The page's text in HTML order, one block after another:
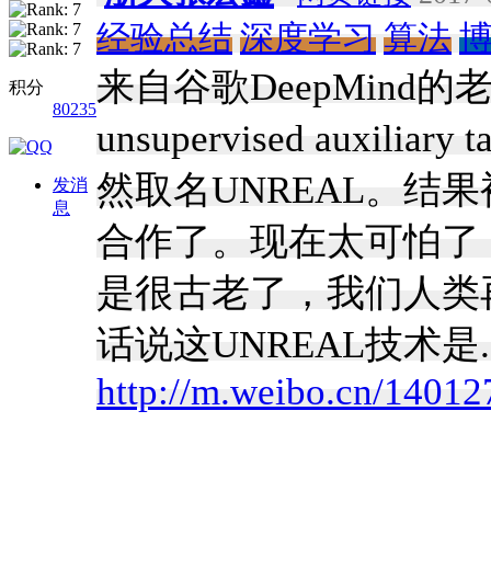
积分
80235
发消
息
经验总结 深度学习 算法
来自谷歌DeepMind的
unsupervised auxiliary
然取名UNREAL。结
合作了。现在太可怕
是很古老了，我们人
话说这UNREAL技术是
http://m.weibo.cn/